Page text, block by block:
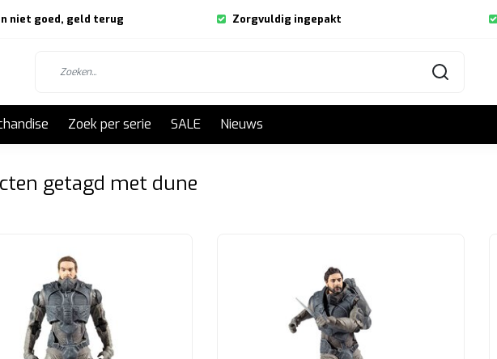
niet goed, geld terug Zorgvuldig ingepakt
Zoek per serie SALE Nieuws
getagd met dune